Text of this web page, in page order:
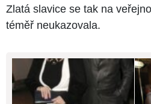
Zlatá slavice se tak na
téměř neukazovala.